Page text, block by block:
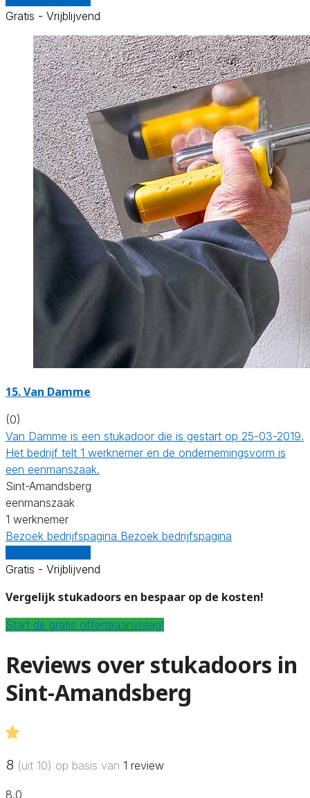
Gratis - Vrijblijvend
15. Van Damme
(0)
Van Damme is een stukadoor die is gestart op 25-03-2019.
Het bedrijf telt 1 werknemer en de ondernemingsvorm is
een eenmanszaak.
Sint-Amandsberg
eenmanszaak
1 werknemer
Bezoek bedrijfspagina Bezoek bedrijfspagina
Gratis - Vrijblijvend
Vergelijk stukadoors en bespaar op de kosten!
Start de gratis offerteaanvraag!
Reviews over stukadoors in
Sint-Amandsberg
8 (uit 10) op basis van 1 review
8.0